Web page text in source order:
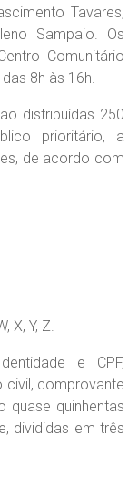
Tavares,
Sampaio. Os
Comunitário
8h às 16h.
distribuídas 250
prioritário, a
de acordo com
X, Y, Z.
e CPF,
civil, comprovante
quase quinhentas
divididas em três